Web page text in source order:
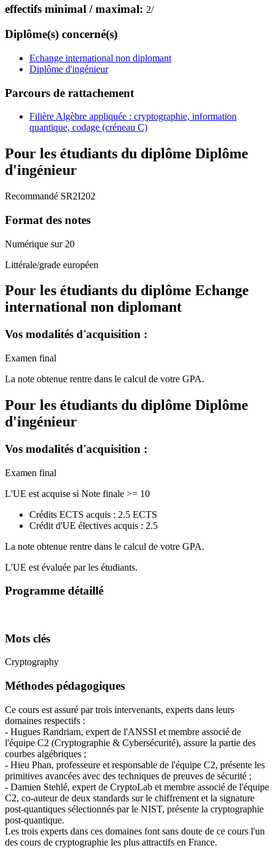
effectifs minimal / maximal: 2/
Diplôme(s) concerné(s)
Echange international non diplomant
Diplôme d'ingénieur
Parcours de rattachement
Filière Algèbre appliquée : cryptographie, information
quantique, codage (créneau C)
Pour les étudiants du diplôme Diplôme
d'ingénieur
Recommandé SR2I202
Format des notes
Numérique sur 20
Littérale/grade européen
Pour les étudiants du diplôme Echange
international non diplomant
Vos modalités d'acquisition :
Examen final
La note obtenue rentre dans le calcul de votre GPA.
Pour les étudiants du diplôme Diplôme
d'ingénieur
Vos modalités d'acquisition :
Examen final
L'UE est acquise si Note finale >= 10
Crédits ECTS acquis : 2.5 ECTS
Crédit d'UE électives acquis : 2.5
La note obtenue rentre dans le calcul de votre GPA.
L'UE est évaluée par les étudiants.
Programme détaillé
Mots clés
Cryptography
Méthodes pédagogiques
Ce cours est assuré par trois intervenants, experts dans leurs
domaines respectifs :
- Hugues Randriam, expert de l'ANSSI et membre associé de
l'équipe C2 (Cryptographie & Cybersécurité), assure la partie des
courbes algébriques ;
- Hieu Phan, professeure et responsable de l'équipe C2, présente les
primitives avancées avec des techniques de preuves de sécurité ;
- Damien Stehlé, expert de CryptoLab et membre associé de l'équipe
C2, co-auteur de deux standards sur le chiffrement et la signature
post-quantiques sélectionnés par le NIST, présente la cryptographie
post-quantique.
Les trois experts dans ces domaines font sans doute de ce cours l'un
des cours de cryptographie les plus attractifs en France.